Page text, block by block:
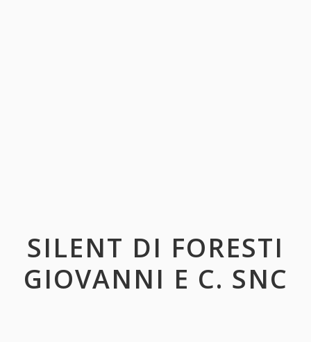
SILENT DI FORESTI
GIOVANNI E C. SNC